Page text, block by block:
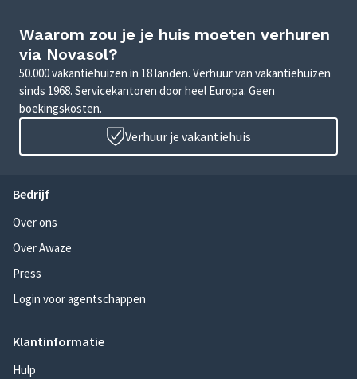
Waarom zou je je huis moeten verhuren
via Novasol?
50.000 vakantiehuizen in 18 landen. Verhuur van vakantiehuizen
sinds 1968. Servicekantoren door heel Europa. Geen
boekingskosten.
Verhuur je vakantiehuis
Bedrijf
Over ons
Over Awaze
Press
Login voor agentschappen
Klantinformatie
Hulp